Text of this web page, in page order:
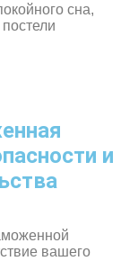
сна,
и
вашего